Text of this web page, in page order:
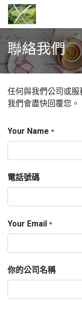
聯絡我們
任何與我們公司或服
我們會盡快回覆您。
Your Name *
電話號碼
Your Email *
你的公司名稱